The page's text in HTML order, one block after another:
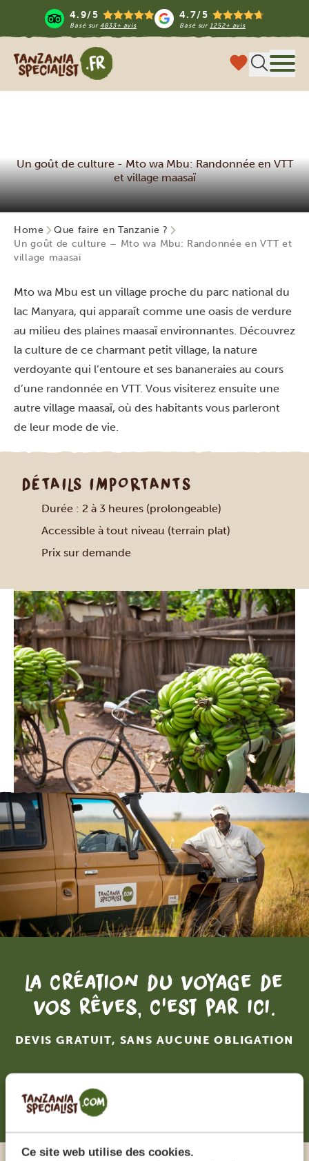
Ce site web utilise des cookies.
4.9/5
Basé sur 4833+ avis
4.7/5
Basé sur1252+ avis
Tanzania Specialist
Un goût de culture - Mto wa Mbu: Randonnée en VTT
et village maasaï
Home
Que faire en Tanzanie ?
Un goût de culture – Mto wa Mbu: Randonnée en VTT et
village maasaï
Mto wa Mbu est un village proche du parc national du
lac Manyara, qui apparaît comme une oasis de verdure
au milieu des plaines maasaï environnantes. Découvrez
la culture de ce charmant petit village, la nature
verdoyante qui l’entoure et ses bananeraies au cours
d’une randonnée en VTT. Vous visiterez ensuite une
autre village maasaï, où des habitants vous parleront
de leur mode de vie.
DÉTAILS IMPORTANTS
Durée : 2 à 3 heures (prolongeable)
Accessible à tout niveau (terrain plat)
Prix sur demande
La création du voyage de
vos rêves, c'est par ici.
DEVIS GRATUIT, SANS AUCUNE OBLIGATION
RECEVOIR UNE OFFRE SUR MESURE